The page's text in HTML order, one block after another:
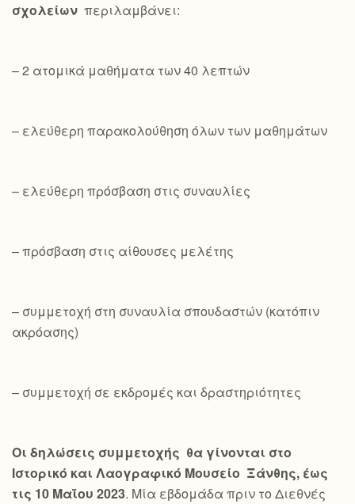
σχολείων περιλαμβάνει:
– 2 ατομικά μαθήματα των 40 λεπτών
– ελεύθερη παρακολούθηση όλων των μαθημάτων
– ελεύθερη πρόσβαση στις συναυλίες
– πρόσβαση στις αίθουσες μελέτης
– συμμετοχή στη συναυλία σπουδαστών (κατόπιν
ακρόασης)
– συμμετοχή σε εκδρομές και δραστηριότητες
Οι δηλώσεις συμμετοχής θα γίνονται στο
Ιστορικό και Λαογραφικό Μουσείο Ξάνθης, έως
τις 10 Μαΐου 2023. Μία εβδομάδα πριν το Διεθνές